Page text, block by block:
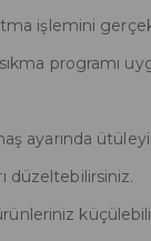
işlemini
programı
ayarında
düzeltebilirsiniz.